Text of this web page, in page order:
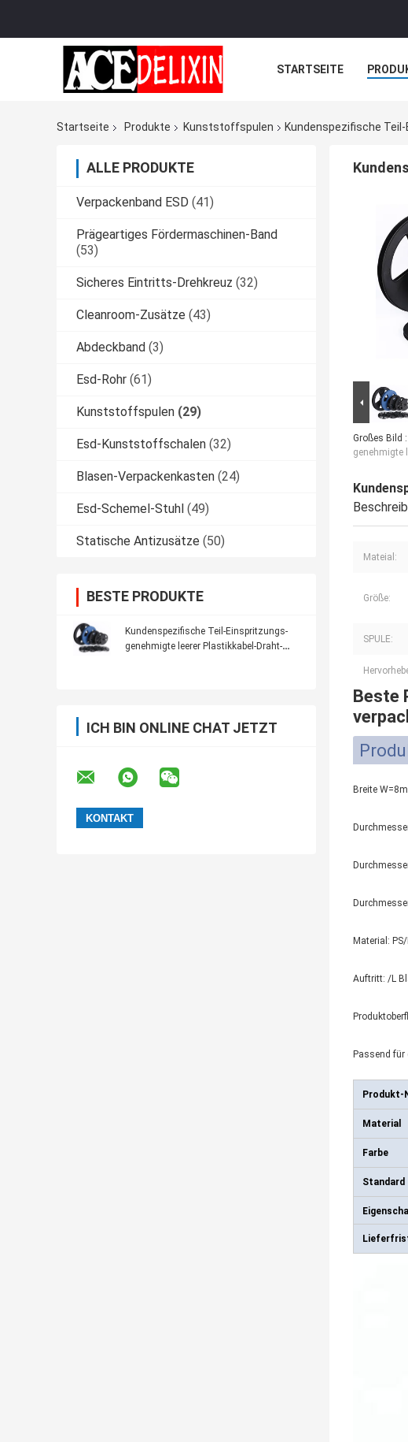
STARTSEITE
Startseite Produkte Kunststoffspulen Kundenspezifische
ALLE PRODUKTE
Verpackenband ESD (41)
Prägeartiges Fördermaschinen-Band
(53)
Sicheres Eintritts-Drehkreuz (32)
Cleanroom-Zusätze (43)
Abdeckband (3)
Esd-Rohr (61)
Kunststoffspulen (29)
Esd-Kunststoffschalen (32)
Blasen-Verpackenkasten (24)
Esd-Schemel-Stuhl (49)
Statische Antizusätze (50)
BESTE PRODUKTE
Kundenspezifische Teil-Einspritzungs-
genehmigte leerer Plastikkabel-Draht-
ICH BIN ONLINE CHAT JETZT
Großes Bild :
genehmigte
Mateial:
Größe:
SPULE:
Beste
Breite
Material: PS/
Auftritt: /L
Passend
Produkt-
Material
Farbe
Standard